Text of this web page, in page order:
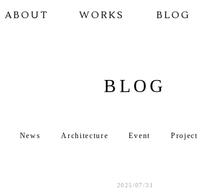
ABOUT WORKS BLOG
BLOG
News Architecture Event Project
2025/07/31